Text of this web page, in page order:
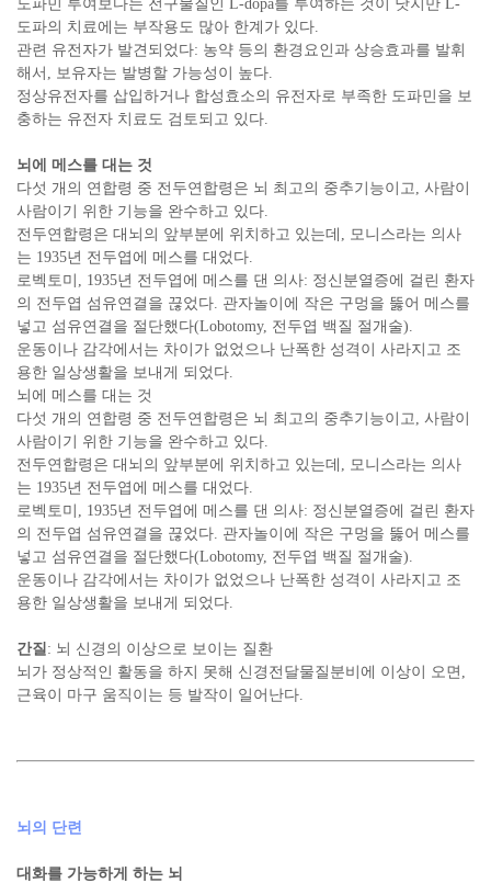
도파민 투여보다는 전구물질인 L-dopa를 투여하는 것이 낫지만 L-
도파의 치료에는 부작용도 많아 한계가 있다.
관련 유전자가 발견되었다: 농약 등의 환경요인과 상승효과를 발휘
해서, 보유자는 발병할 가능성이 높다.
정상유전자를 삽입하거나 합성효소의 유전자로 부족한 도파민을 보
충하는 유전자 치료도 검토되고 있다.
뇌에 메스를 대는 것
다섯 개의 연합령 중 전두연합령은 뇌 최고의 중추기능이고, 사람이
사람이기 위한 기능을 완수하고 있다.
전두연합령은 대뇌의 앞부분에 위치하고 있는데, 모니스라는 의사
는 1935년 전두엽에 메스를 대었다.
로벡토미, 1935년 전두엽에 메스를 댄 의사: 정신분열증에 걸린 환자
의 전두엽 섬유연결을 끊었다. 관자놀이에 작은 구멍을 뚫어 메스를
넣고 섬유연결을 절단했다(Lobotomy, 전두엽 백질 절개술).
운동이나 감각에서는 차이가 없었으나 난폭한 성격이 사라지고 조
용한 일상생활을 보내게 되었다.
뇌에 메스를 대는 것
다섯 개의 연합령 중 전두연합령은 뇌 최고의 중추기능이고, 사람이
사람이기 위한 기능을 완수하고 있다.
전두연합령은 대뇌의 앞부분에 위치하고 있는데, 모니스라는 의사
는 1935년 전두엽에 메스를 대었다.
로벡토미, 1935년 전두엽에 메스를 댄 의사: 정신분열증에 걸린 환자
의 전두엽 섬유연결을 끊었다. 관자놀이에 작은 구멍을 뚫어 메스를
넣고 섬유연결을 절단했다(Lobotomy, 전두엽 백질 절개술).
운동이나 감각에서는 차이가 없었으나 난폭한 성격이 사라지고 조
용한 일상생활을 보내게 되었다.
간질 : 뇌 신경의 이상으로 보이는 질환
뇌가 정상적인 활동을 하지 못해 신경전달물질분비에 이상이 오면,
근육이 마구 움직이는 등 발작이 일어난다.
뇌의 단련
대화를 가능하게 하는 뇌